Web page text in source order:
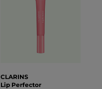
CLARINS
Lip Perfector